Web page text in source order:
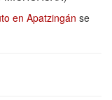
en Apatzingán se